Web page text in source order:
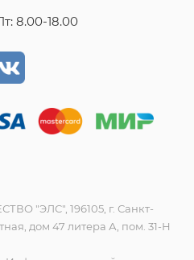
8.00-18.00
"ЭЛС", 196105, г. Санкт-
дом 47 литера А, пом. 31-Н